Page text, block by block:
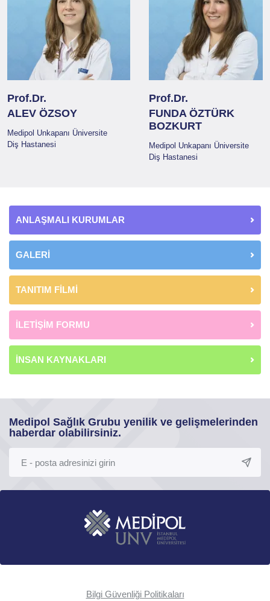
Prof.Dr.
ALEV ÖZSOY
Medipol Unkapanı Üniversite
Diş Hastanesi
Prof.Dr.
FUNDA ÖZTÜRK
BOZKURT
Medipol Unkapanı Üniversite
Diş Hastanesi
ANLAŞMALI KURUMLAR
GALERİ
TANITIM FİLMİ
İLETİŞİM FORMU
İNSAN KAYNAKLARI
Medipol Sağlık Grubu yenilik ve gelişmelerinden
haberdar olabilirsiniz.
Bilgi Güvenliği Politikaları